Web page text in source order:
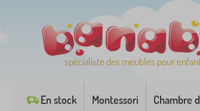
spécialiste des meubles pour
En stock Montessori Chambre